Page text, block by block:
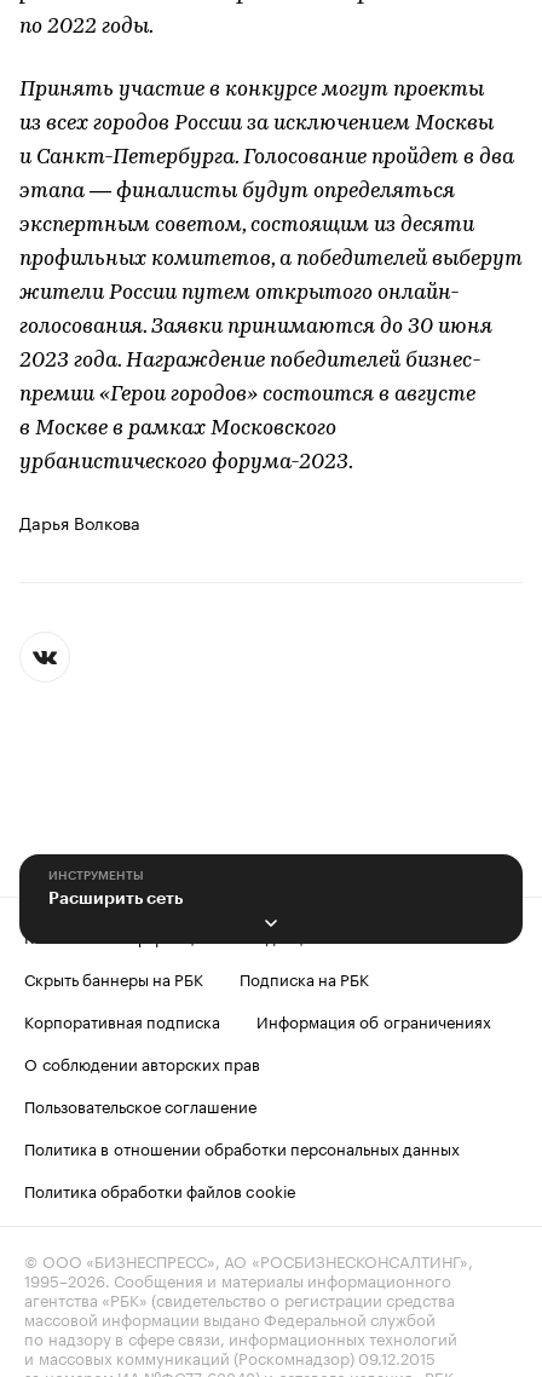
по 2022 годы.
Принять участие в конкурсе могут проекты
из всех городов России за исключением Москвы
и Санкт-Петербурга. Голосование пройдет в два
этапа — финалисты будут определяться
экспертным советом, состоящим из десяти
профильных комитетов, а победителей выберут
жители России путем открытого онлайн-
голосования. Заявки принимаются до 30 июня
2023 года. Награждение победителей бизнес-
премии «Герои городов» состоится в августе
в Москве в рамках Московского
урбанистического форума-2023.
Дарья Волкова
ИНСТРУМЕНТЫ
Расширить сеть
Контактная информация
Редакция
Скрыть баннеры на РБК
Подписка на РБК
Корпоративная подписка
Информация об ограничениях
О соблюдении авторских прав
Пользовательское соглашение
Политика в отношении обработки персональных данных
Политика обработки файлов cookie
© ООО «БИЗНЕСПРЕСС», АО «РОСБИЗНЕСКОНСАЛТИНГ»,
1995–2026 . Сообщения и материалы информационного
агентства «РБК» (свидетельство о регистрации средства
массовой информации выдано Федеральной службой
по надзору в сфере связи, информационных технологий
и массовых коммуникаций (Роскомнадзор) 09.12.2015